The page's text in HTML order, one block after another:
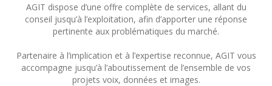
AGIT dispose d’une offre complète de services, allant du
conseil jusqu’à l’exploitation, afin d’apporter une réponse
pertinente aux problématiques du marché.
Partenaire à l’implication et à l’expertise reconnue, AGIT vous
accompagne jusqu’à l’aboutissement de l’ensemble de vos
projets voix, données et images.